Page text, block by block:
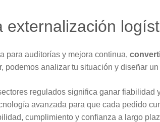
externalización
para auditorías y mejora continua,
podemos analizar tu situación y diseñar
regulados significa ganar fiabilidad
avanzada para que cada pedido
cumplimiento y confianza a largo